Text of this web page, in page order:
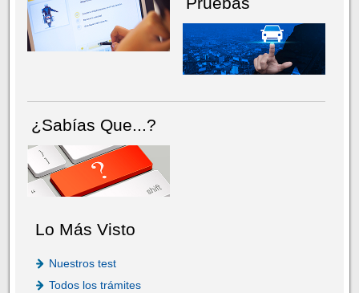
¿Sabías Que...?
Lo Más Visto
Nuestros test
Todos los trámites